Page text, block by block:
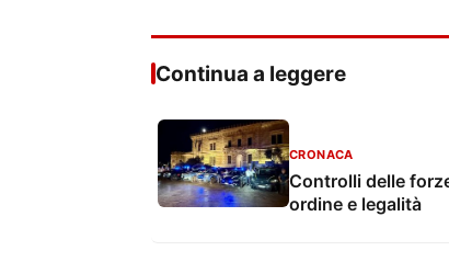
Continua a leggere
CRONACA
Controlli delle
ordine e legalità